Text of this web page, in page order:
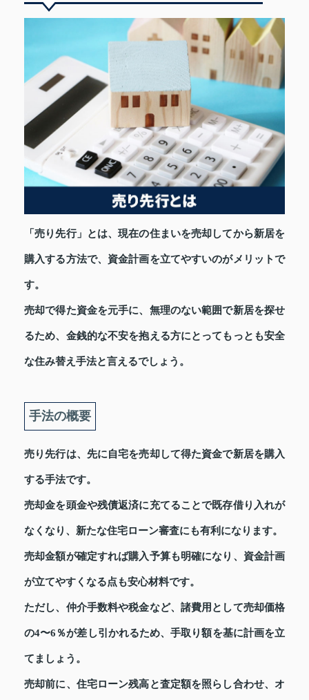
「売り先行」とは、現在の住まいを売却してから新居を
購入する方法で、資金計画を立てやすいのがメリットで
す。
売却で得た資金を元手に、無理のない範囲で新居を探せ
るため、金銭的な不安を抱える方にとってもっとも安全
な住み替え手法と言えるでしょう。
手法の概要
売り先行は、先に自宅を売却して得た資金で新居を購入
する手法です。
売却金を頭金や残債返済に充てることで既存借り入れが
なくなり、新たな住宅ローン審査にも有利になります。
売却金額が確定すれば購入予算も明確になり、資金計画
が立てやすくなる点も安心材料です。
ただし、仲介手数料や税金など、諸費用として売却価格
の4〜6％が差し引かれるため、手取り額を基に計画を立
てましょう。
売却前に、住宅ローン残高と査定額を照らし合わせ、オ